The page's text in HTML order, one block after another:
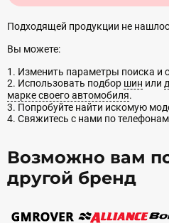
Подходящей продукции не
Вы можете:
1. Изменить параметры поиска и
2. Использовать подбор шин или
марке своего автомобиля.
3. Попробуйте найти искомую
4. Свяжитесь с нами по
Возможно вам
другой бренд